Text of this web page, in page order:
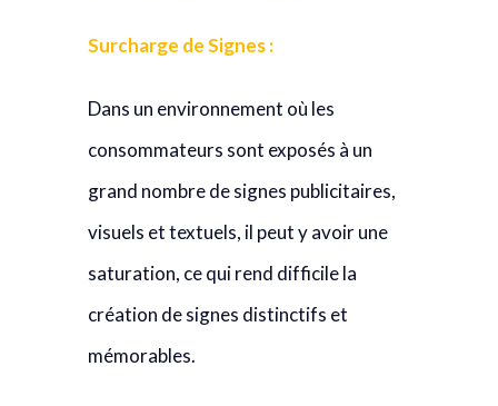
Surcharge de Signes :
Dans un environnement où les
consommateurs sont exposés à un
grand nombre de signes publicitaires,
visuels et textuels, il peut y avoir une
saturation, ce qui rend difficile la
création de signes distinctifs et
mémorables.